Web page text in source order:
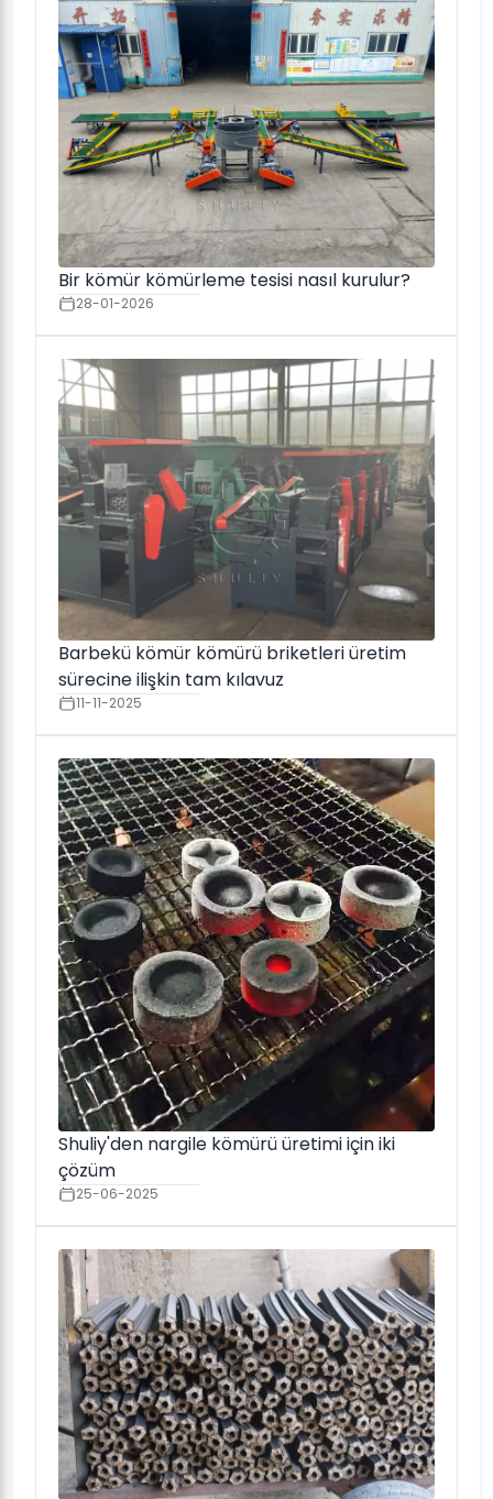
Bir kömür kömürleme tesisi nasıl kurulur?
28-01-2026
Barbekü kömür kömürü briketleri üretim
sürecine ilişkin tam kılavuz
11-11-2025
Shuliy'den nargile kömürü üretimi için iki
çözüm
25-06-2025